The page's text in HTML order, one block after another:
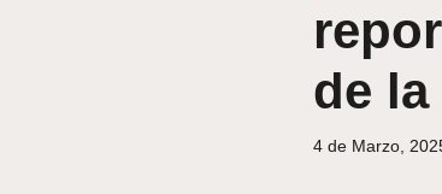
de la
4 de Marzo,